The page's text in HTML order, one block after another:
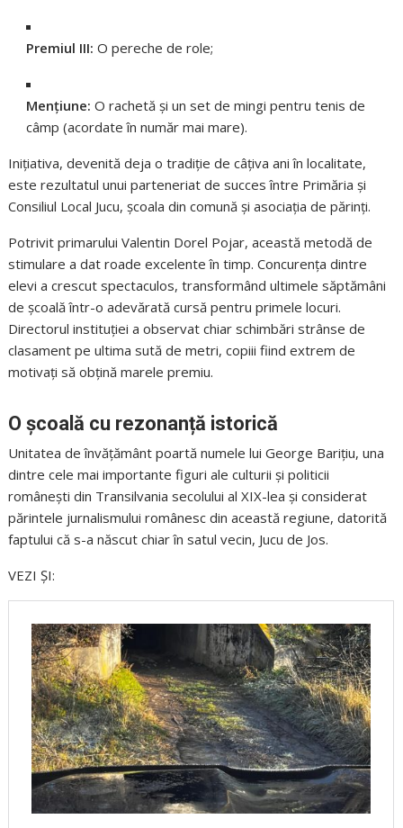
Premiul III: O pereche de role;
Mențiune: O rachetă și un set de mingi pentru tenis de
câmp (acordate în număr mai mare).
Inițiativa, devenită deja o tradiție de câțiva ani în localitate,
este rezultatul unui parteneriat de succes între Primăria și
Consiliul Local Jucu, școala din comună și asociația de părinți.
Potrivit primarului Valentin Dorel Pojar, această metodă de
stimulare a dat roade excelente în timp. Concurența dintre
elevi a crescut spectaculos, transformând ultimele săptămâni
de școală într-o adevărată cursă pentru primele locuri.
Directorul instituției a observat chiar schimbări strânse de
clasament pe ultima sută de metri, copiii fiind extrem de
motivați să obțină marele premiu.
O școală cu rezonanță istorică
Unitatea de învățământ poartă numele lui George Barițiu, una
dintre cele mai importante figuri ale culturii și politicii
românești din Transilvania secolului al XIX-lea și considerat
părintele jurnalismului românesc din această regiune, datorită
faptului că s-a născut chiar în satul vecin, Jucu de Jos.
VEZI ȘI: